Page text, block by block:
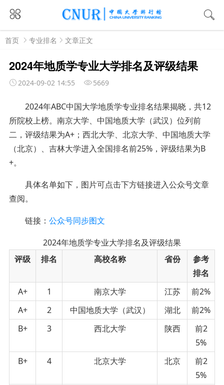
首页 专业排名 文章正文
2024年地质学专业大学排名及评级结果
2024-09-02 14:55 5669
2024年ABC中国大学地质学专业排名结果揭晓，共12
所院校上榜。 南京大学、中国地质大学（武汉）位列前
二，评级结果为A+； 西北大学、北京大学、中国地质大学
（北京）、吉林大学进入全国排名前25%，评级结果为B
+。
具体名单如下，图片可点击下方链接进入公众号文章
查阅。
链接： 公众号同步图文
2024年地质学专业大学排名及评级结果
评级
排名 高校名称 省份
参考
排名
A+
1 南京大学 江苏
前2%
A+
2 中国地质大学（武汉） 湖北
前2%
B+
3 西北大学 陕西
前2
5%
B+
4 北京大学 北京
前2
5%